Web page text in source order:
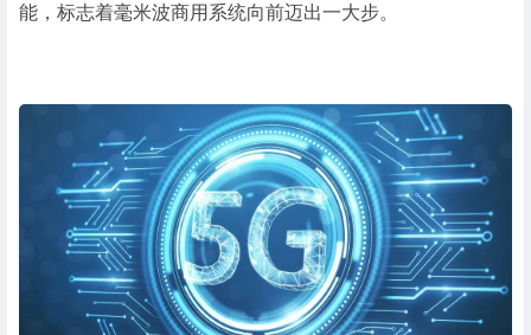
能，标志着毫米波商用系统向前迈出一大步。